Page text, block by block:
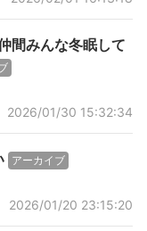
間みんな冬眠して
2026/01/30 15:32:34
アーカイブ
2026/01/20 23:15:20